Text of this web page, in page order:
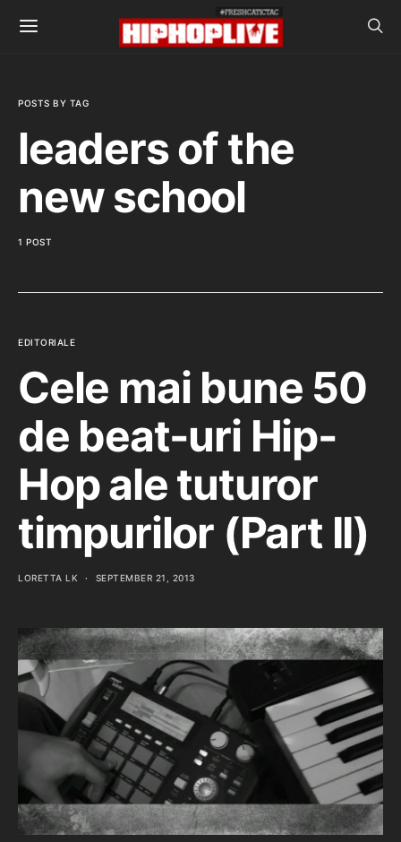
POSTS BY TAG
leaders of the
new school
1 POST
EDITORIALE
Cele mai bune 50
de beat-uri Hip-
Hop ale tuturor
timpurilor (Part II)
LORETTA LK SEPTEMBER 21, 2013